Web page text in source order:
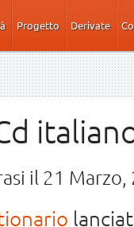
Progetto Derivate
il 21 Marzo,